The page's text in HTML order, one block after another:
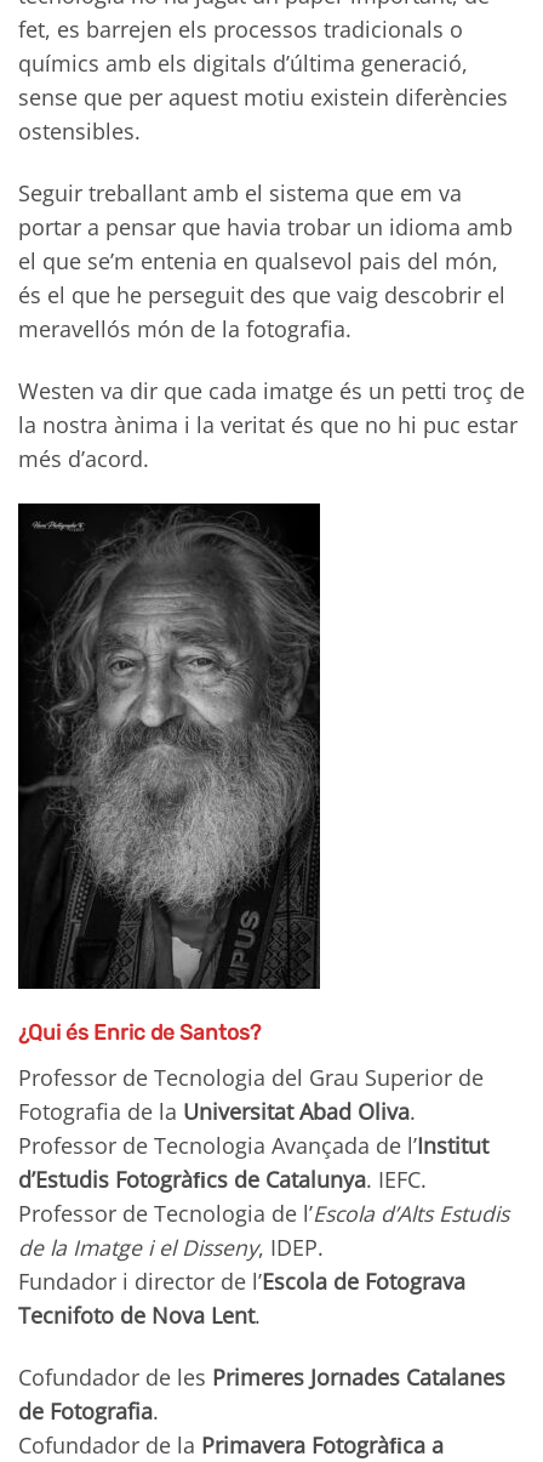
fet, es barrejen els processos tradicionals o
químics amb els digitals d’última generació,
sense que per aquest motiu existein diferències
ostensibles.
Seguir treballant amb el sistema que em va
portar a pensar que havia trobar un idioma amb
el que se’m entenia en qualsevol pais del món,
és el que he perseguit des que vaig descobrir el
meravellós món de la fotografia.
Westen va dir que cada imatge és un petti troç de
la nostra ànima i la veritat és que no hi puc estar
més d’acord.
¿Qui és Enric de Santos?
Professor de Tecnologia del Grau Superior de
Fotografia de la Universitat Abad Oliva.
Professor de Tecnologia Avançada de l’Institut
d’Estudis Fotogràﬁcs de Catalunya. IEFC.
Professor de Tecnologia de l’Escola d’Alts Estudis
de la Imatge i el Disseny, IDEP.
Fundador i director de l’Escola de Fotograva
Tecnifoto de Nova Lent.
Cofundador de les Primeres Jornades Catalanes
de Fotografia.
Cofundador de la Primavera Fotogràﬁca a